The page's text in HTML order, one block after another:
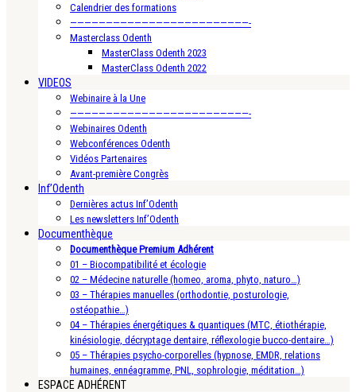
Calendrier des formations
—————————————————————————-
Masterclass Odenth
MasterClass Odenth 2023
MasterClass Odenth 2022
VIDEOS
Webinaire à la Une
—————————————————————————-
Webinaires Odenth
Webconférences Odenth
Vidéos Partenaires
Avant-première Congrès
Inf’Odenth
Dernières actus Inf’Odenth
Les newsletters Inf’Odenth
Documenthèque
Documenthèque Premium Adhérent
01 – Biocompatibilité et écologie
02 – Médecine naturelle (homeo, aroma, phyto, naturo…)
03 – Thérapies manuelles (orthodontie, posturologie,
ostéopathie…)
04 – Thérapies énergétiques & quantiques (MTC, étiothérapie,
kinésiologie, décryptage dentaire, réflexologie bucco-dentaire…)
05 – Thérapies psycho-corporelles (hypnose, EMDR, relations
humaines, ennéagramme, PNL, sophrologie, méditation…)
ESPACE ADHÉRENT